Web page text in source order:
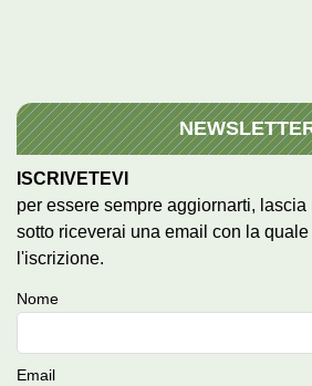
ISCRIVETEVI
per essere sempre aggiornarti,
sotto riceverai una email con la
l'iscrizione.
Nome
Email